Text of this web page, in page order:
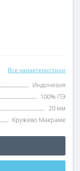
Все характеристики
Индонезия
100% ПЭ
20 мм
Кружево Макраме